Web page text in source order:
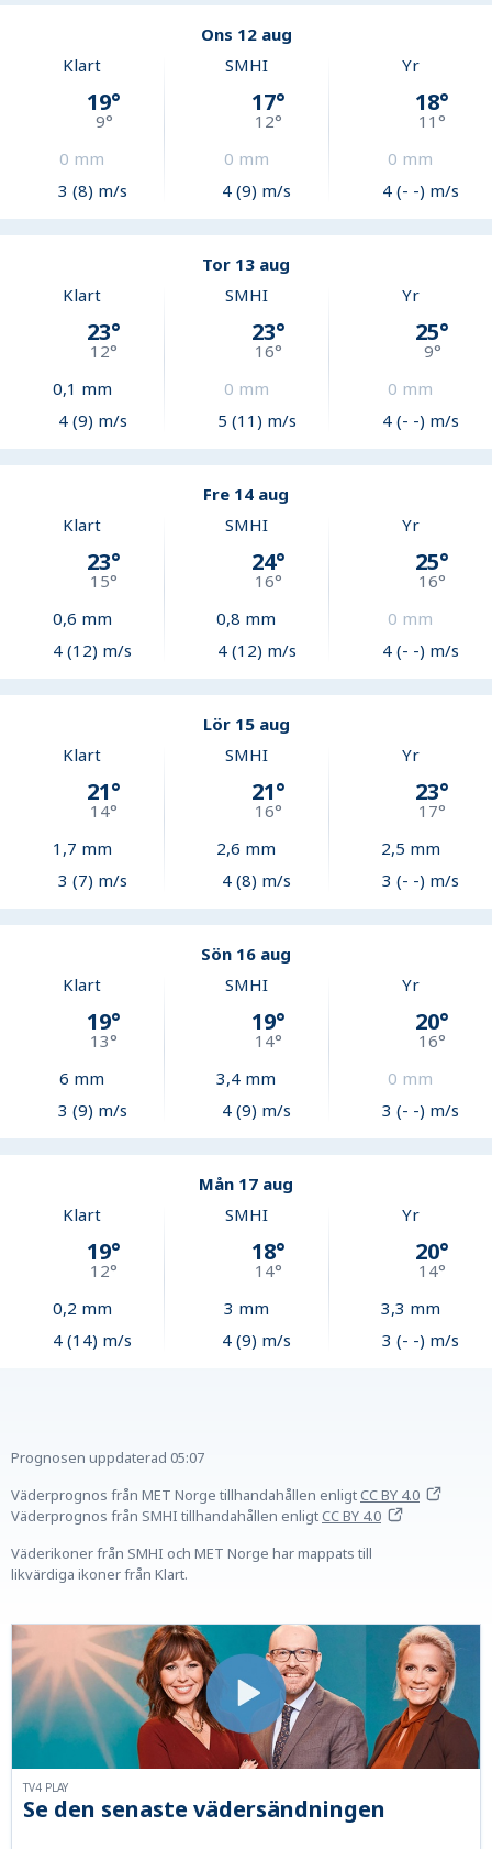
Ons 12 aug
Klart
19°
9°
0 mm
3 (8) m/s
SMHI
17°
12°
0 mm
4 (9) m/s
Yr
18°
11°
0 mm
4 (- -) m/s
Tor 13 aug
Klart
23°
12°
0,1 mm
4 (9) m/s
SMHI
23°
16°
0 mm
5 (11) m/s
Yr
25°
9°
0 mm
4 (- -) m/s
Fre 14 aug
Klart
23°
15°
0,6 mm
4 (12) m/s
SMHI
24°
16°
0,8 mm
4 (12) m/s
Yr
25°
16°
0 mm
4 (- -) m/s
Lör 15 aug
Klart
21°
14°
1,7 mm
3 (7) m/s
SMHI
21°
16°
2,6 mm
4 (8) m/s
Yr
23°
17°
2,5 mm
3 (- -) m/s
Sön 16 aug
Klart
19°
13°
6 mm
3 (9) m/s
SMHI
19°
14°
3,4 mm
4 (9) m/s
Yr
20°
16°
0 mm
3 (- -) m/s
Mån 17 aug
Klart
19°
12°
0,2 mm
4 (14) m/s
SMHI
18°
14°
3 mm
4 (9) m/s
Yr
20°
14°
3,3 mm
3 (- -) m/s
Prognosen uppdaterad 05:07
Väderprognos från MET Norge tillhandahållen enligtCC BY 4.0
Väderprognos från SMHI tillhandahållen enligtCC BY 4.0
Väderikoner från SMHI och MET Norge har mappats till
likvärdiga ikoner från Klart.
Se den senaste vädersändningen
TV4 PLAY